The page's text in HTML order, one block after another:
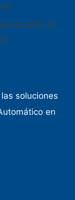
de
soluciones
en